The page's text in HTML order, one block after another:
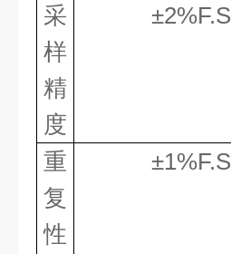
采
样
精
度
±2%F.S
重
复
性
±1%F.S